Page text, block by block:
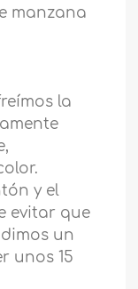
manzana
la
y el
evitar que
un
unos 15